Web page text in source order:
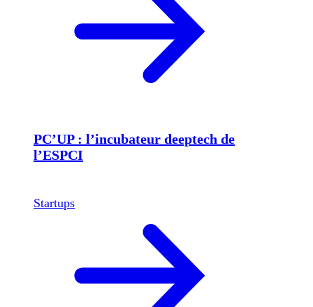
PC’UP : l’incubateur deeptech de
l’ESPCI
Startups